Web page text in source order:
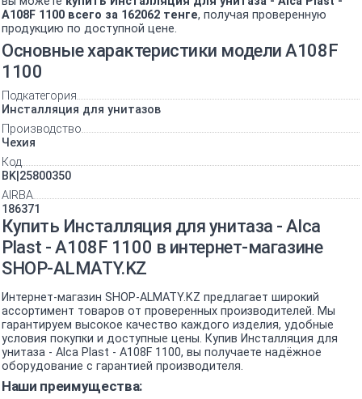
A108F 1100 всего за 162062 тенге, получая проверенную
продукцию по доступной цене.
Основные характеристики модели A108F
1100
Подкатегория
Инсталляция для унитазов
Производство
Чехия
Код
BK|25800350
AIRBA
186371
Купить Инсталляция для унитаза - Alca
Plast - A108F 1100 в интернет-магазине
SHOP-ALMATY.KZ
Интернет-магазин SHOP-ALMATY.KZ предлагает широкий
ассортимент товаров от проверенных производителей. Мы
гарантируем высокое качество каждого изделия, удобные
условия покупки и доступные цены. Купив Инсталляция для
унитаза - Alca Plast - A108F 1100, вы получаете надёжное
оборудование с гарантией производителя.
Наши преимущества: